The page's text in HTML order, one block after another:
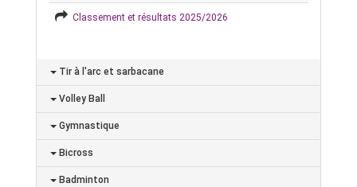
Classement et résultats 2025/2026
Tir à l'arc et sarbacane
Volley Ball
Gymnastique
Bicross
Badminton